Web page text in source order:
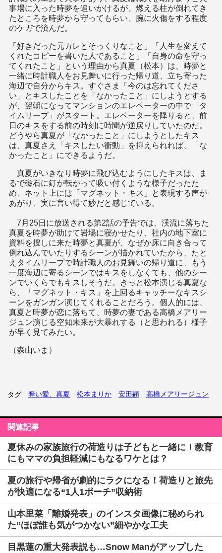
事場に入った時夢を追いかけるが、燃える柱が倒れてき
たところを時夢から守ってもらい、腕に火傷をする程度
のケガで済んだ。
「好きだった元カレとそっくりなこと」「人生を変えて
くれたコピーを書いた人であること」「自身の命を守っ
てくれたこと」という理由から真夏（松本）は、時夢と
一緒に時計職人をお見舞いに行った帰り道、立ち寄った
海辺で自分からキス。すぐさま「今のは忘れてくださ
い」とキスしたことを「なかったこと」にしようとする
が、翌朝になってマンションのエレベーターの中で「タ
イムリープ」がスタート。エレベーターを降りると、前
日のキスをする前の時刻に時間が逆戻りしていたのだ。
どうやら真夏が「なかったこと」にしようとしたキス
は、真夏さえ「キスしたい衝動」を抑えられれば、「な
かったこと」にできるようだ。
真夏がいきなり時夢に飛び込むようにしたキスは、ま
るで磁石に釘が転がって吸い付くような様子だったた
め、ネット上には「マグネット・キス」と表現する声が
あがり、実に言い得て妙だと感じている。
7月25日に放送される第2話の予告では、渓流に落ちた
真夏を時夢が助けて岩場に寝かせたり、社内の地下室に
資料を捜しに来た時夢と真夏が、なぜか床に向き合って
倒れ込んでいたりするシーンが描かれていたから、たと
えタイムリープで時計職人のお見舞いの帰り道に、もう
一度海辺に寄るシーンではキスをしなくても、他のシー
ンでいくらでもキスしそうだ。きっと松本演じる真夏な
ら、「マグネット・キス」を上回るキャッチーなキスシ
ーンをガンガン演じてくれることだろう。個人的には、
真夏と時夢が恋に落ちて、時夢の妻である高橋メアリー
ジュン演じる空知未来が大暴れする（と思われる）様子
が早く見てみたい。
（森山いま）
タグ 奪い愛、真夏 松本まりか 安田顕 高橋メアリージュン
関連記事
夏休みの家族旅行の荷造りは子どもと一緒に！教育
にもママの負担軽減にもなるワケとは？
夏の旅行や帰省が劇的にラクになる！荷造りと旅先
が快適になる“1人1ポーチ”収納術
山本里菜「離婚発表」のインスタ画像に秘められ
た“ほぼ誰も気がつかない”細やかな工夫
目黒蓮の重大発表説も…Snow Manがアップした